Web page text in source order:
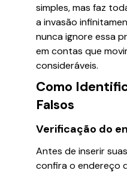
simples, mas faz
a invasão
nunca ignore essa
em contas que
consideráveis.
Como
Falsos
Verificação do
Antes de inserir
confira o endereço